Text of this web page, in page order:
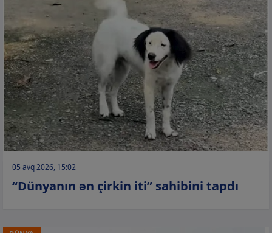
05 avq 2026, 15:02
“Dünyanın ən çirkin iti” sahibini tapdı